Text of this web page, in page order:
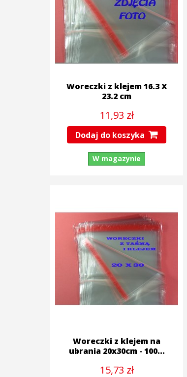
Woreczki z klejem 16.3 X
23.2 cm
11,93 zł
Dodaj do koszyka
W magazynie
Woreczki z klejem na
ubrania 20x30cm - 100...
15,73 zł